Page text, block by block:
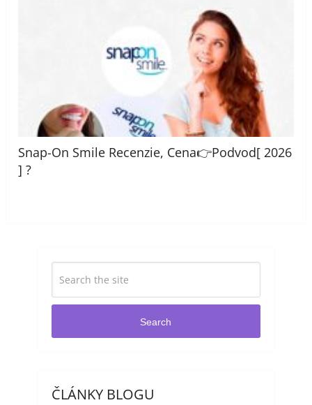
Snap-On Smile Recenzie, Cena👉Podvod[ 2026
] ?
Search
ČLÁNKY BLOGU